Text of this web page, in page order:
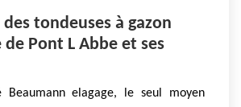
tondeuses à gazon
de Pont L Abbe et ses
Beaumann elagage, le seul moyen